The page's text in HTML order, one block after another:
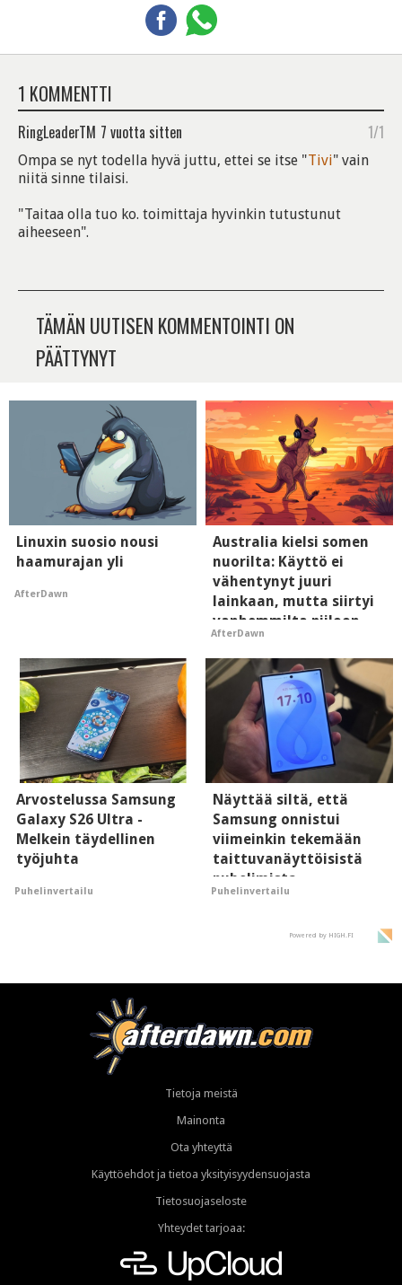
1 KOMMENTTI
RingLeaderTM 7 vuotta sitten 1/1
Ompa se nyt todella hyvä juttu, ettei se itse "Tivi" vain
niitä sinne tilaisi.
"Taitaa olla tuo ko. toimittaja hyvinkin tutustunut
aiheeseen".
TÄMÄN UUTISEN KOMMENTOINTI ON
PÄÄTTYNYT
Linuxin suosio nousi
haamurajan yli
AfterDawn
Australia kielsi somen
nuorilta: Käyttö ei
vähentynyt juuri
lainkaan, mutta siirtyi
vanhemmilta piiloon
AfterDawn
Arvostelussa Samsung
Galaxy S26 Ultra -
Melkein täydellinen
työjuhta
Puhelinvertailu
Näyttää siltä, että
Samsung onnistui
viimeinkin tekemään
taittuvanäyttöisistä
puhelimista
supersuosittuja
Puhelinvertailu
Powered by HIGH.FI
Tietoja meistä
Mainonta
Ota yhteyttä
Käyttöehdot ja tietoa yksityisyydensuojasta
Tietosuojaseloste
Yhteydet tarjoaa: